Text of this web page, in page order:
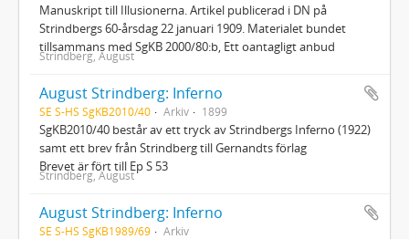
Manuskript till Illusionerna. Artikel publicerad i DN på
Strindbergs 60-årsdag 22 januari 1909. Materialet bundet
tillsammans med SgKB 2000/80:b, Ett oantagligt anbud
Strindberg, August
August Strindberg: Inferno
SE S-HS SgKB2010/40 Arkiv 1899
SgKB2010/40 består av ett tryck av Strindbergs Inferno (1922)
samt ett brev från Strindberg till Gernandts förlag
Brevet är fört till Ep S 53
Strindberg, August
August Strindberg: Inferno
SE S-HS SgKB1989/69 Arkiv